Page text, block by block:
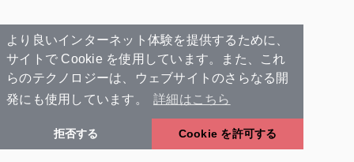
より良いインターネット体験を提供するために、
サイトで Cookie を使用しています。また、これ
らのテクノロジーは、ウェブサイトのさらなる開
発にも使用しています。
詳細はこちら
拒否する Cookie を許可する